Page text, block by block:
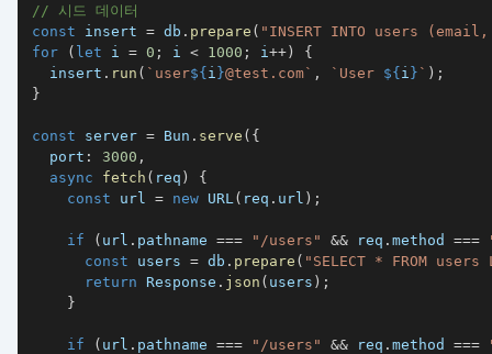
// 시드 데이터
const insert = db . prepare ( "INSERT INTO users
for
( let i = 0 ; i < 1000 ; i ++)
{
  insert
. run ( ` user${i }@test.com` , ` User ${i } ` ) ;
}
const server = Bun . serve ( {
  port
: 3000 ,
async
fetch ( req )
{
const url = new URL ( req . url ) ;
if ( url . pathname === "/users" && req . method ===
const users = db . prepare ( "SELECT * FROM
return Response . json ( users ) ;
}
if ( url . pathname === "/users" && req . method ===